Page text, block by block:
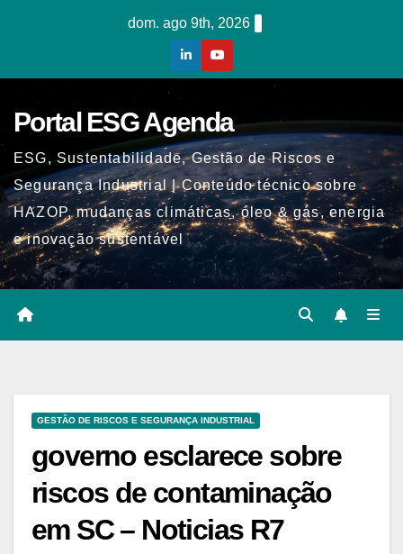
dom. ago 9th, 2026
Portal ESG Agenda
ESG, Sustentabilidade, Gestão de Riscos e
Segurança Industrial | Conteúdo técnico sobre
HAZOP, mudanças climáticas, óleo & gás, energia
e inovação sustentável
GESTÃO DE RISCOS E SEGURANÇA INDUSTRIAL
governo esclarece sobre
riscos de contaminação
em SC – Noticias R7